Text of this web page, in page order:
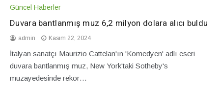
Güncel Haberler
Duvara bantlanmış muz 6,2 milyon dolara alıcı buldu
admin Kasım 22, 2024
İtalyan sanatçı Maurizio Cattelan'ın 'Komedyen' adlı eseri
duvara bantlanmış muz, New York'taki Sotheby's
müzayedesinde rekor…